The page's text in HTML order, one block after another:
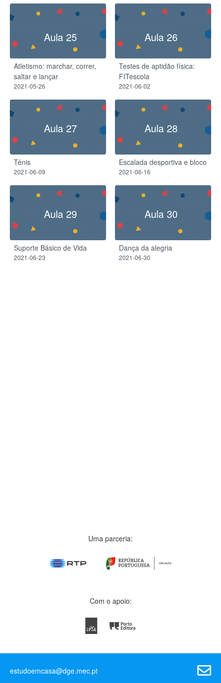
Aula 25
Atletismo: marchar, correr,
saltar e lançar
2021-05-26
Aula 26
Testes de aptidão física:
FITescola
2021-06-02
Aula 27
Ténis
2021-06-09
Aula 28
Escalada desportiva e bloco
2021-06-16
Aula 29
Suporte Básico de Vida
2021-06-23
Aula 30
Dança da alegria
2021-06-30
Uma parceria:
Com o apoio:
estudoemcasa@dge.mec.pt